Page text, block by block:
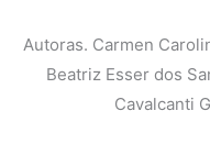
Autoras. Carmen
Beatriz Esser dos
Cavalcanti